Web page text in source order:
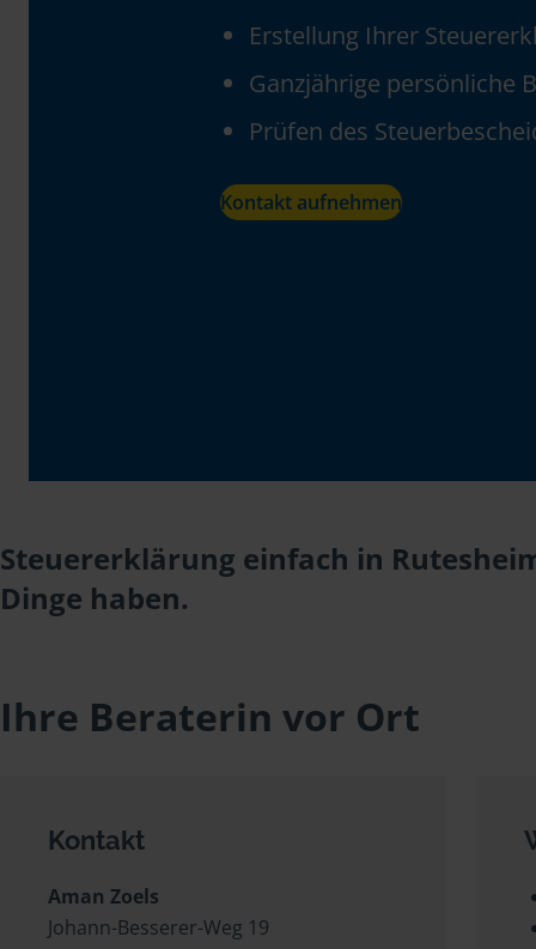
Erstellung Ihrer
Ganzjährige persönliche
Prüfen des
Kontakt aufnehmen
Steuererklärung einfach in
Dinge haben.
Ihre Beraterin vor Ort
Kontakt
Aman Zoels
Johann-Besserer-Weg 19